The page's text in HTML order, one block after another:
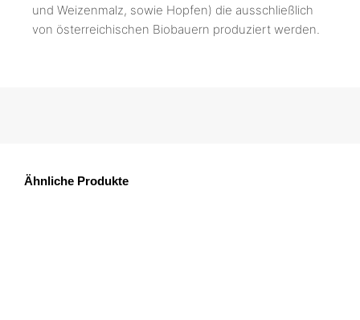
und Weizenmalz, sowie Hopfen) die ausschließlich
von österreichischen Biobauern produziert werden.
Ähnliche Produkte